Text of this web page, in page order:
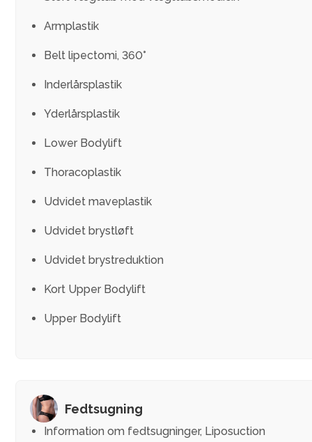
PRISER
Armplastik
Belt lipectomi, 360°
Inderlårsplastik
Yderlårsplastik
Lower Bodylift
Thoracoplastik
Udvidet maveplastik
Udvidet brystløft
Udvidet brystreduktion
Kort Upper Bodylift
Upper Bodylift
Fedtsugning
Information om fedtsugninger, Liposuction